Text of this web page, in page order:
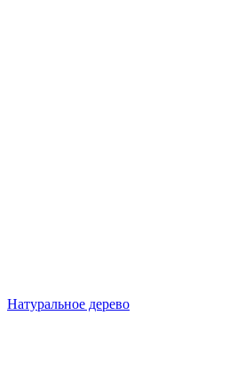
Натуральное дерево